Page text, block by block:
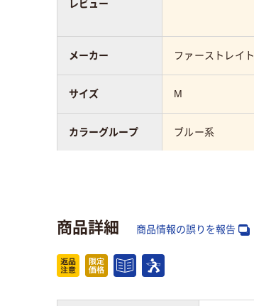
ファーストレイト
M
ブルー系
レビュー
メーカー
サイズ
カラーグループ
スコア
商品詳細 商品情報の誤りを報告